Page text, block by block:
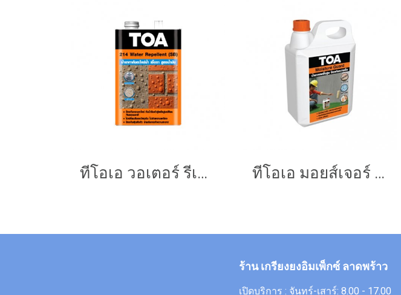
ทีโอเอ วอเตอร์ รีเพลแลนท์ ทีโอเอ มอยส์เจอร์ การ์ด
ร้าน เกรียงยงอิมเพ็กซ์ ลาดพร้าว
เปิดบริการ : จันทร์-เสาร์: 8.00 - 17.00